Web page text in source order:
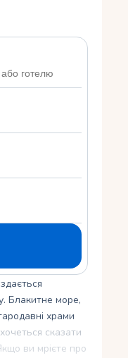
Блакитне море,
храми
сказати
ви мрієте про